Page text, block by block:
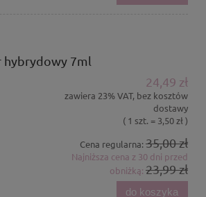
hybrydowy 7ml
24,49 zł
zawiera 23% VAT, bez kosztów
dostawy
( 1 szt. = 3,50 zł )
Cena regularna: 35,00 zł
Najniższa cena z 30 dni przed
obniżką: 23,99 zł
do koszyka